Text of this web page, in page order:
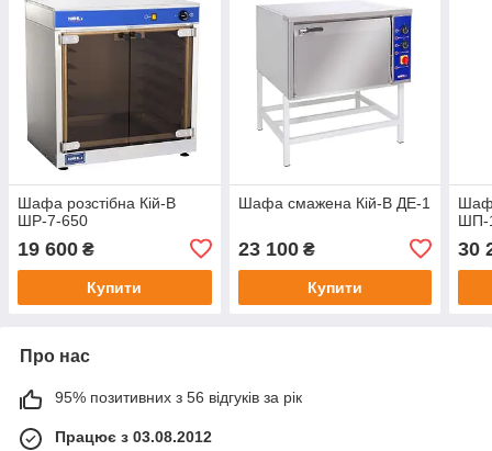
Шафа розстібна Кій-В
ШР-7-650
19 600 ₴
Купити
Шафа смажена Кій-В ДЕ-1
23 100₴
Купити
ШП-
30
Про нас
95% позитивних з 56 відгуків за рік
Працює з 03.08.2012